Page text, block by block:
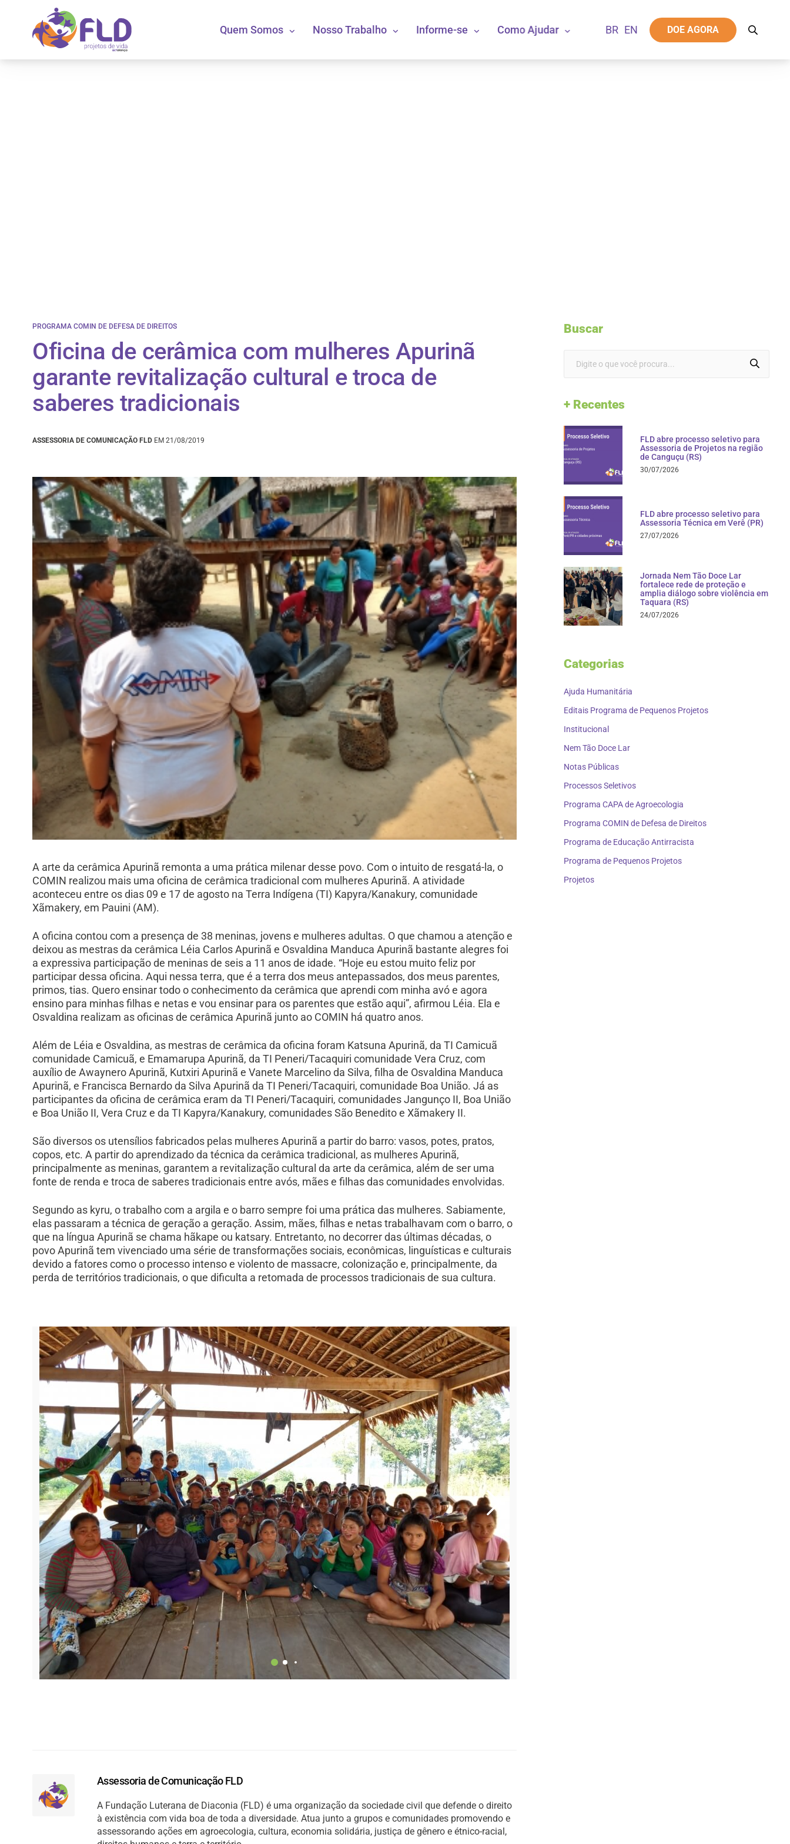
Quem Somos Nosso Trabalho Informe-se Como Ajudar DOE AGORA
PROGRAMA COMIN DE DEFESA DE DIREITOS
Oficina de cerâmica com mulheres Apurinã
garante revitalização cultural e troca de
saberes tradicionais
ASSESSORIA DE COMUNICAÇÃO FLD EM 21/08/2019
A arte da cerâmica Apurinã remonta a uma prática milenar desse povo. Com o intuito de resgatá-la, o
COMIN realizou mais uma oficina de cerâmica tradicional com mulheres Apurinã. A atividade
aconteceu entre os dias 09 e 17 de agosto na Terra Indígena (TI) Kapyra/Kanakury, comunidade
Xãmakery, em Pauini (AM).
A oficina contou com a presença de 38 meninas, jovens e mulheres adultas. O que chamou a atenção e
deixou as mestras da cerâmica Léia Carlos Apurinã e Osvaldina Manduca Apurinã bastante alegres foi
a expressiva participação de meninas de seis a 11 anos de idade. “Hoje eu estou muito feliz por
participar dessa oficina. Aqui nessa terra, que é a terra dos meus antepassados, dos meus parentes,
primos, tias. Quero ensinar todo o conhecimento da cerâmica que aprendi com minha avó e agora
ensino para minhas filhas e netas e vou ensinar para os parentes que estão aqui”, afirmou Léia. Ela e
Osvaldina realizam as oficinas de cerâmica Apurinã junto ao COMIN há quatro anos.
Além de Léia e Osvaldina, as mestras de cerâmica da oficina foram Katsuna Apurinã, da TI Camicuã
comunidade Camicuã, e Emamarupa Apurinã, da TI Peneri/Tacaquiri comunidade Vera Cruz, com
auxílio de Awaynero Apurinã, Kutxiri Apurinã e Vanete Marcelino da Silva, filha de Osvaldina Manduca
Apurinã, e Francisca Bernardo da Silva Apurinã da TI Peneri/Tacaquiri, comunidade Boa União. Já as
participantes da oficina de cerâmica eram da TI Peneri/Tacaquiri, comunidades Jangunço II, Boa União
e Boa União II, Vera Cruz e da TI Kapyra/Kanakury, comunidades São Benedito e Xãmakery II.
São diversos os utensílios fabricados pelas mulheres Apurinã a partir do barro: vasos, potes, pratos,
copos, etc. A partir do aprendizado da técnica da cerâmica tradicional, as mulheres Apurinã,
principalmente as meninas, garantem a revitalização cultural da arte da cerâmica, além de ser uma
fonte de renda e troca de saberes tradicionais entre avós, mães e filhas das comunidades envolvidas.
Segundo as kyru, o trabalho com a argila e o barro sempre foi uma prática das mulheres. Sabiamente,
elas passaram a técnica de geração a geração. Assim, mães, filhas e netas trabalhavam com o barro, o
que na língua Apurinã se chama hãkape ou katsary. Entretanto, no decorrer das últimas décadas, o
povo Apurinã tem vivenciado uma série de transformações sociais, econômicas, linguísticas e culturais
devido a fatores como o processo intenso e violento de massacre, colonização e, principalmente, da
perda de territórios tradicionais, o que dificulta a retomada de processos tradicionais de sua cultura.
Assessoria de Comunicação FLD
A Fundação Luterana de Diaconia (FLD) é uma organização da sociedade civil que defende o direito
à existência com vida boa de toda a diversidade. Atua junto a grupos e comunidades promovendo e
assessorando ações em agroecologia, cultura, economia solidária, justiça de gênero e étnico-racial,
Buscar
+ Recentes
FLD abre processo seletivo para
Assessoria de Projetos na região
de Canguçu (RS)
30/07/2026
FLD abre processo seletivo para
Assessoria Técnica em Verê (PR)
27/07/2026
Jornada Nem Tão Doce Lar
fortalece rede de proteção e
amplia diálogo sobre violência em
Taquara (RS)
24/07/2026
Categorias
Ajuda Humanitária
Editais Programa de Pequenos Projetos
Institucional
Nem Tão Doce Lar
Notas Públicas
Processos Seletivos
Programa CAPA de Agroecologia
Programa COMIN de Defesa de Direitos
Programa de Educação Antirracista
Programa de Pequenos Projetos
Projetos